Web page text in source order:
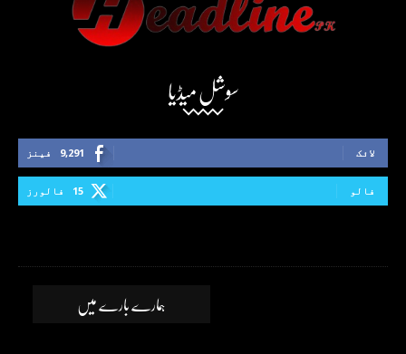
سوشل میڈیا
9,291 فینز لائک
15 فالورز فالو
ہمارے بارے میں